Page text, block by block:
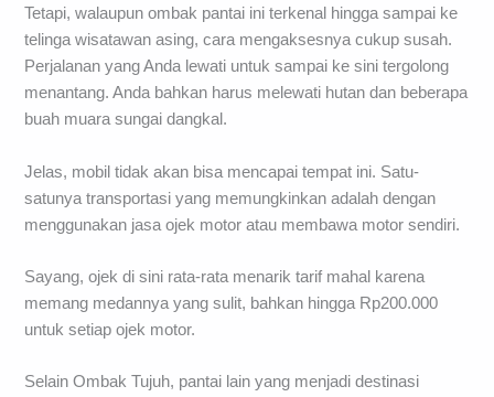
Tetapi, walaupun ombak pantai ini terkenal hingga sampai ke
telinga wisatawan asing, cara mengaksesnya cukup susah.
Perjalanan yang Anda lewati untuk sampai ke sini tergolong
menantang. Anda bahkan harus melewati hutan dan beberapa
buah muara sungai dangkal.
Jelas, mobil tidak akan bisa mencapai tempat ini. Satu-
satunya transportasi yang memungkinkan adalah dengan
menggunakan jasa ojek motor atau membawa motor sendiri.
Sayang, ojek di sini rata-rata menarik tarif mahal karena
memang medannya yang sulit, bahkan hingga Rp200.000
untuk setiap ojek motor.
Selain Ombak Tujuh, pantai lain yang menjadi destinasi